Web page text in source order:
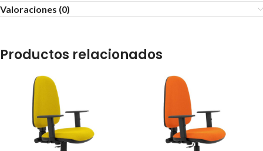
Valoraciones (0)
Productos relacionados